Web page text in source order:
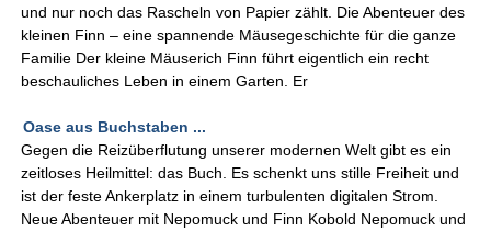
und nur noch das Rascheln von Papier zählt. Die Abenteuer des
kleinen Finn – eine spannende Mäusegeschichte für die ganze
Familie Der kleine Mäuserich Finn führt eigentlich ein recht
beschauliches Leben in einem Garten. Er
Oase aus Buchstaben ...
Gegen die Reizüberflutung unserer modernen Welt gibt es ein
zeitloses Heilmittel: das Buch. Es schenkt uns stille Freiheit und
ist der feste Ankerplatz in einem turbulenten digitalen Strom.
Neue Abenteuer mit Nepomuck und Finn Kobold Nepomuck und